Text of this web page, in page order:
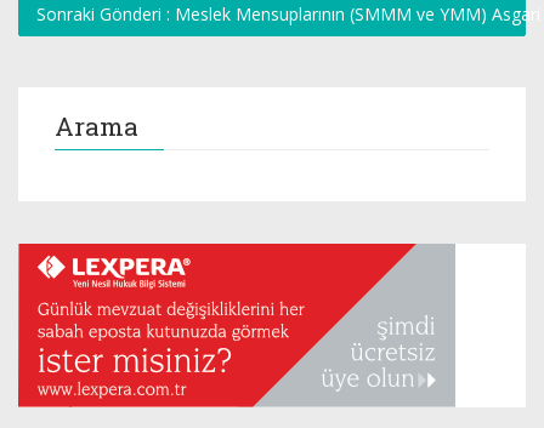
Sonraki Gönderi : Meslek Mensuplarının (SMMM ve YMM)
Arama